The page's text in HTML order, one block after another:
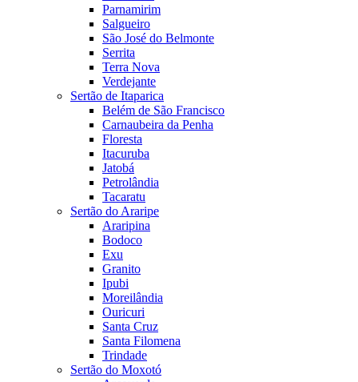
Parnamirim
Salgueiro
São José do Belmonte
Serrita
Terra Nova
Verdejante
Sertão de Itaparica
Belém de São Francisco
Carnaubeira da Penha
Floresta
Itacuruba
Jatobá
Petrolândia
Tacaratu
Sertão do Araripe
Araripina
Bodoco
Exu
Granito
Ipubi
Moreilândia
Ouricuri
Santa Cruz
Santa Filomena
Trindade
Sertão do Moxotó